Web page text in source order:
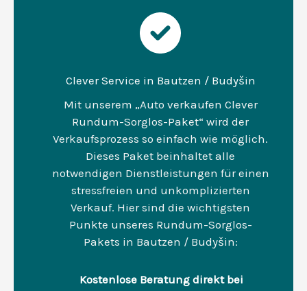
Clever Service in Bautzen / Budyšin
Mit unserem „Auto verkaufen Clever
Rundum-Sorglos-Paket“ wird der
Verkaufsprozess so einfach wie möglich.
Dieses Paket beinhaltet alle
notwendigen Dienstleistungen für einen
stressfreien und unkomplizierten
Verkauf. Hier sind die wichtigsten
Punkte unseres Rundum-Sorglos-
Pakets in Bautzen / Budyšin:
Kostenlose Beratung direkt bei